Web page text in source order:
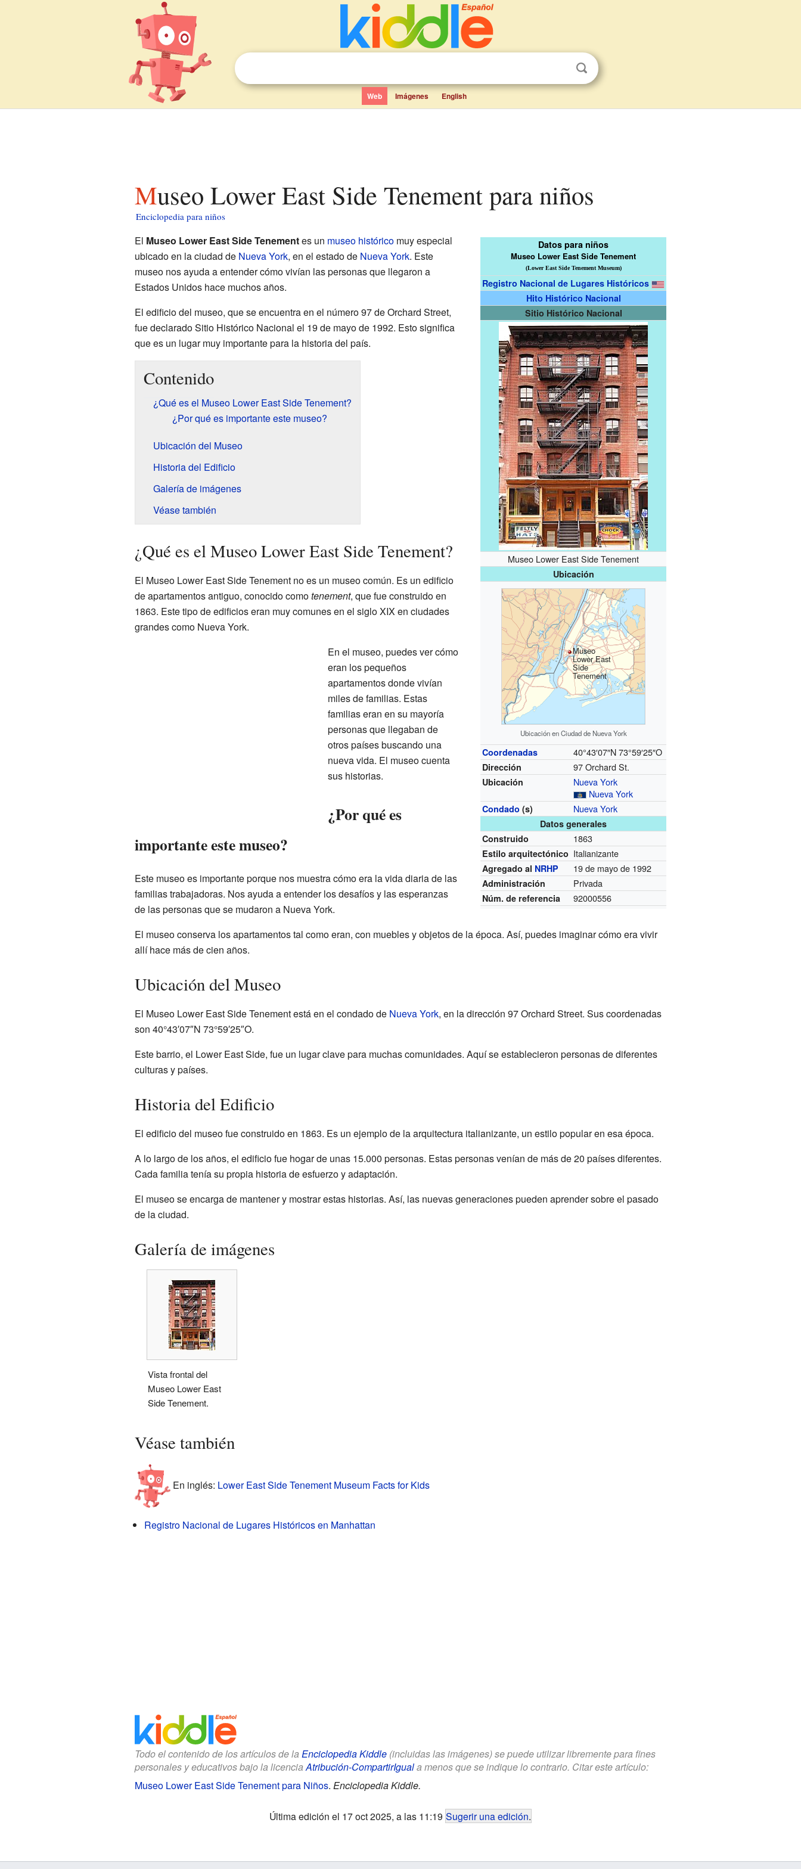
Web Imágenes English
Museo Lower East Side Tenement para niños
Enciclopedia para niños
Datos para niños
Museo Lower East Side Tenement
(Lower East Side Tenement Museum)
Registro Nacional de Lugares Históricos
Hito Histórico Nacional
Sitio Histórico Nacional
Museo Lower East Side Tenement
Ubicación
Museo
Lower East
Side
Tenement
Ubicación en Ciudad de Nueva York
Coordenadas 40°43′07″N 73°59′25″O
Dirección 97 Orchard St.
Ubicación
Nueva York
Nueva York
Condado (s) Nueva York
Datos generales
Construido
1863
Estilo arquitectónico Italianizante
Agregado al NRHP 19 de mayo de 1992
Administración Privada
Núm. de referencia 92000556
El Museo Lower East Side Tenementes un museo históricomuy especial
ubicado en la ciudad de Nueva York, en el estado de Nueva York. Este
museo nos ayuda a entender cómo vivían las personas que llegaron a
Estados Unidos hace muchos años.
El edificio del museo, que se encuentra en el número 97 de Orchard Street,
fue declarado Sitio Histórico Nacional el 19 de mayo de 1992. Esto significa
que es un lugar muy importante para la historia del país.
Contenido
¿Qué es el Museo Lower East Side Tenement?
¿Por qué es importante este museo?
Ubicación del Museo
Historia del Edificio
Galería de imágenes
Véase también
¿Qué es el Museo Lower East Side Tenement?
El Museo Lower East Side Tenement no es un museo común. Es un edificio
de apartamentos antiguo, conocido comotenement, que fue construido en
1863. Este tipo de edificios eran muy comunes en el siglo XIX en ciudades
grandes como Nueva York.
En el museo, puedes ver cómo
eran los pequeños
apartamentos donde vivían
miles de familias. Estas
familias eran en su mayoría
personas que llegaban de
otros países buscando una
nueva vida. El museo cuenta
sus historias.
¿Por qué es
importante este museo?
Este museo es importante porque nos muestra cómo era la vida diaria de las
familias trabajadoras. Nos ayuda a entender los desafíos y las esperanzas
de las personas que se mudaron a Nueva York.
El museo conserva los apartamentos tal como eran, con muebles y objetos de la época. Así, puedes imaginar cómo era vivir
allí hace más de cien años.
Ubicación del Museo
El Museo Lower East Side Tenement está en el condado de Nueva York, en la dirección 97 Orchard Street. Sus coordenadas
son 40°43′07″N 73°59′25″O.
Este barrio, el Lower East Side, fue un lugar clave para muchas comunidades. Aquí se establecieron personas de diferentes
culturas y países.
Historia del Edificio
El edificio del museo fue construido en 1863. Es un ejemplo de la arquitectura italianizante, un estilo popular en esa época.
A lo largo de los años, el edificio fue hogar de unas 15.000 personas. Estas personas venían de más de 20 países diferentes.
Cada familia tenía su propia historia de esfuerzo y adaptación.
El museo se encarga de mantener y mostrar estas historias. Así, las nuevas generaciones pueden aprender sobre el pasado
de la ciudad.
Galería de imágenes
Vista frontal del
Museo Lower East
Side Tenement.
Véase también
En inglés: Lower East Side Tenement Museum Facts for Kids
Registro Nacional de Lugares Históricos en Manhattan
Todo el contenido de los artículos de la Enciclopedia Kiddle(incluidas las imágenes) se puede utilizar libremente para fines
personales y educativos bajo la licencia Atribución-CompartirIguala menos que se indique lo contrario. Citar este artículo:
Museo Lower East Side Tenement para Niños. Enciclopedia Kiddle.
Última edición el 17 oct 2025, a las 11:19 Sugerir una edición.